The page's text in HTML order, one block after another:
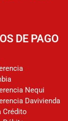
DE PAGO
Nequi
Davivienda
Crédito